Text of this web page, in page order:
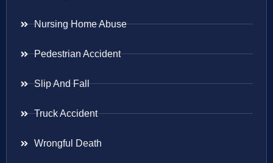
Nursing Home Abuse
Pedestrian Accident
Slip And Fall
Truck Accident
Wrongful Death